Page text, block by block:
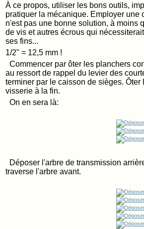
À ce propos, utiliser les bons outils,
pratiquer la mécanique. Employer une
n'est pas une bonne solution, à moins
de vis et autres écrous qui
ses fins...
1/2" = 12,5 mm !
Commencer par ôter les planchers
au ressort de rappel du levier des
terminer par le caisson de sièges.
visserie à la fin.
On en sera là:
Déposer l'arbre de transmission
traverse l'arbre avant.